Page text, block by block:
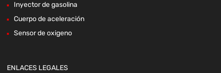
Inyector de gasolina
Cuerpo de aceleración
Sensor de oxigeno
ENLACES LEGALES